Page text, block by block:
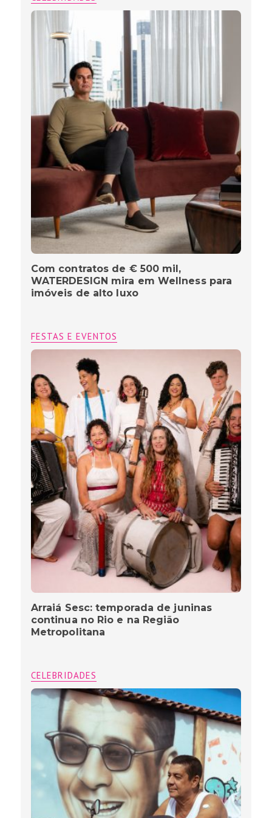
Com contratos de € 500 mil,
WATERDESIGN mira em Wellness para
imóveis de alto luxo
FESTAS E EVENTOS
Arraiá Sesc: temporada de juninas
continua no Rio e na Região
Metropolitana
CELEBRIDADES